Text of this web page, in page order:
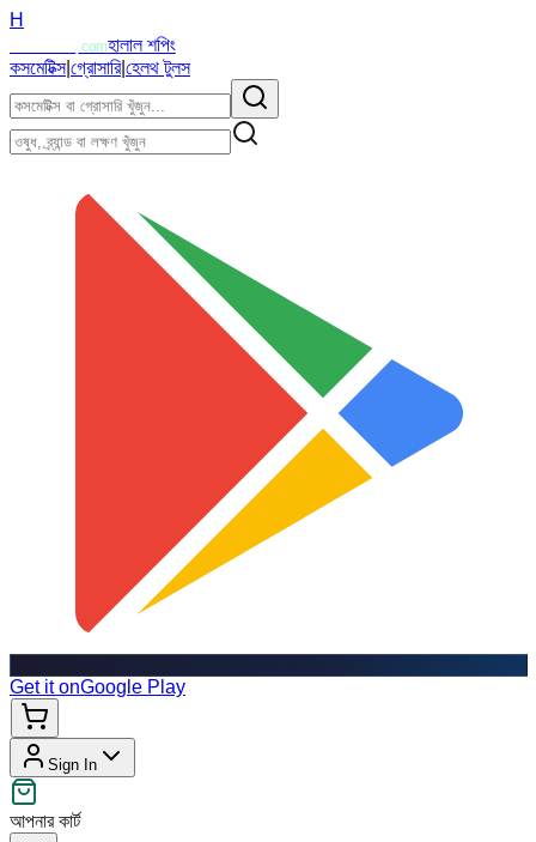
H
.comহালাল শপিং
কসমেটিক্স|গ্রোসারি|হেলথ টুলস
Get it onGoogle Play
Sign In
আপনার কার্ট